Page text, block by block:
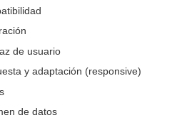
de usuario
y adaptación (responsive)
de datos